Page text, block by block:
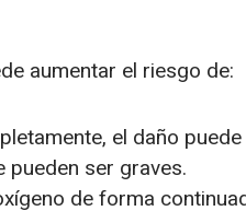
aumentar el riesgo de:
el daño
ser graves.
de forma